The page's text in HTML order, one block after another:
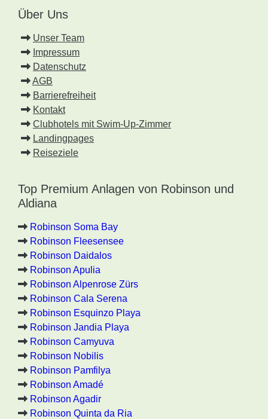
Über Uns
Unser Team
Impressum
Datenschutz
AGB
Barrierefreiheit
Kontakt
Clubhotels mit Swim-Up-Zimmer
Landingpages
Reiseziele
Top Premium Anlagen von Robinson und
Aldiana
Robinson Soma Bay
Robinson Fleesensee
Robinson Daidalos
Robinson Apulia
Robinson Alpenrose Zürs
Robinson Cala Serena
Robinson Esquinzo Playa
Robinson Jandia Playa
Robinson Camyuva
Robinson Nobilis
Robinson Pamfilya
Robinson Amadé
Robinson Agadir
Robinson Quinta da Ria